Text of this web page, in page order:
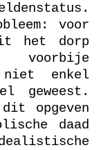
voor
het dorp
niet enkel
geweest.
opgeven
daad